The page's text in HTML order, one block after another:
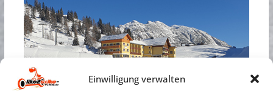
Einwilligung verwalten